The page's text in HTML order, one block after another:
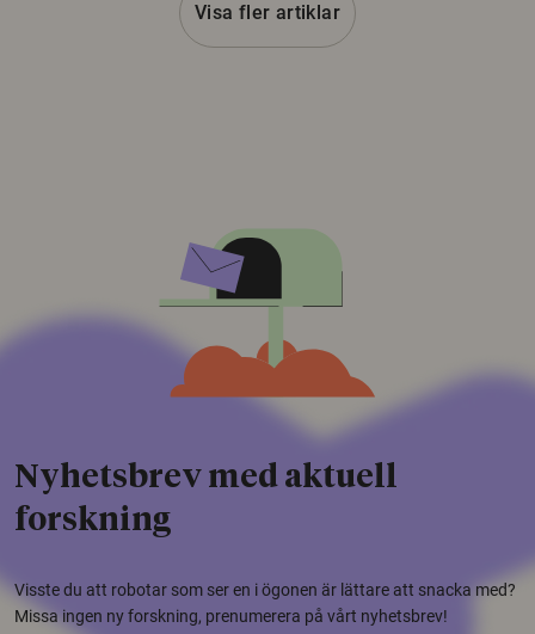
Visa fler artiklar
Nyhetsbrev med aktuell
forskning
Visste du att robotar som ser en i ögonen är lättare att snacka med?
Missa ingen ny forskning, prenumerera på vårt nyhetsbrev!